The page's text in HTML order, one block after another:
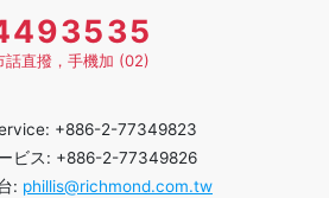
話直撥，手機加 (02)
+886-2-77349823
ビス: +886-2-77349826
: phillis@richmond.com.tw